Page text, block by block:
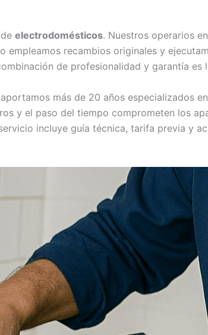
electrodomésticos. Nuestros operarios
recambios originales y
de profesionalidad y garantía es
aportamos más de 20 años especializados
y el paso del tiempo comprometen los
incluye guía técnica, tarifa previa y